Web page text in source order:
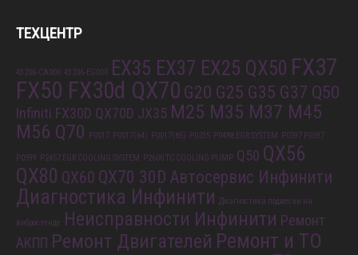
ТЕХЦЕНТР
43206-CA000 43206-EG000 EX35 EX37 EX25 QX50 FX37
FX50 FX30d QX70 G20 G25 G35 G37 Q50
Infiniti FX30D QX70D JX35 M25 M35 M37 M45
M56 Q70
P0017 P0017(64) P0017(85) P0235 P0488 EGR SYSTEM P0597 P0597
P0599 P2457 EGR COOLING SYSTEM P2600 TC COOLING PUMP Q50 QX56
QX80 QX60 QX70 30D Автосервис Инфинити
Диагностика Инфинити Диагностика подвески на
вибростенде Неисправности Инфинити Ремонт
АКПП Ремонт Двигателей Ремонт и ТО